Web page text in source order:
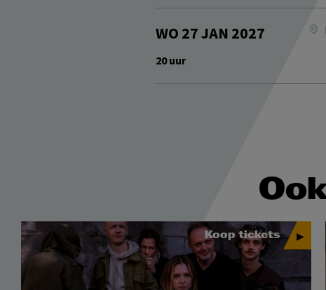
WO 27 JAN 2027
20 uur
Koop tickets